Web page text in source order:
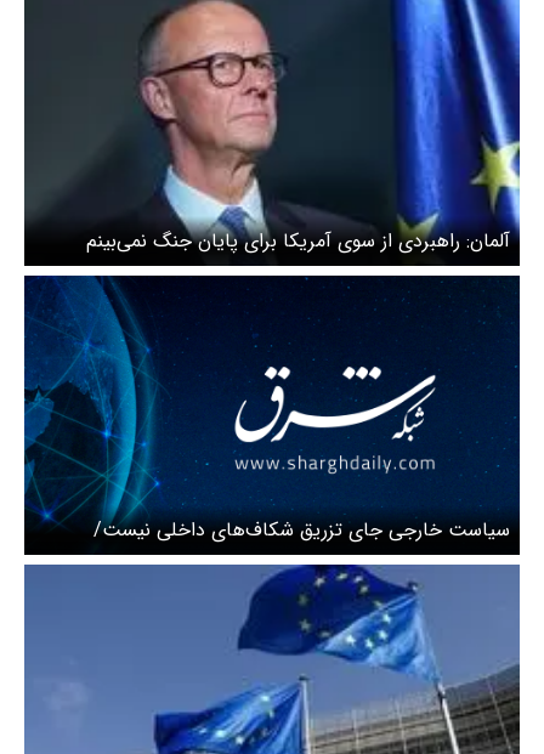
آلمان: راهبردی از سوی آمریکا برای پایان جنگ نمی‌بینم
سیاست خارجی جای تزریق شکاف‌های داخلی نیست/
حاکمیت افق گشایی کند